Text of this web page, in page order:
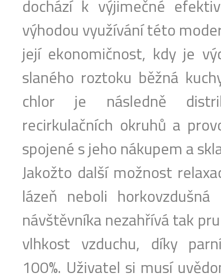
dochází k výjimečné
výhodou využívání této
její ekonomičnost, kdy je
slaného roztoku běžná
chlor je následně
recirkulačních okruhů a
spojené s jeho nákupem a
Jakožto další možnost
lázeň neboli
návštěvníka nezahřívá tak
vlhkost vzduchu, díky
100%. Uživatel si musí